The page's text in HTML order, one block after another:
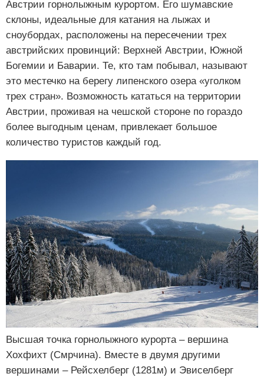
Австрии горнолыжным курортом. Его шумавские
склоны, идеальные для катания на лыжах и
сноубордах, расположены на пересечении трех
австрийских провинций: Верхней Австрии, Южной
Богемии и Баварии. Те, кто там побывал, называют
это местечко на берегу липенского озера «уголком
трех стран». Возможность кататься на территории
Австрии, проживая на чешской стороне по гораздо
более выгодным ценам, привлекает большое
количество туристов каждый год.
Высшая точка горнолыжного курорта – вершина
Хохфихт (Смрчина). Вместе в двумя другими
вершинами – Рейсхелберг (1281м) и Эвиселберг